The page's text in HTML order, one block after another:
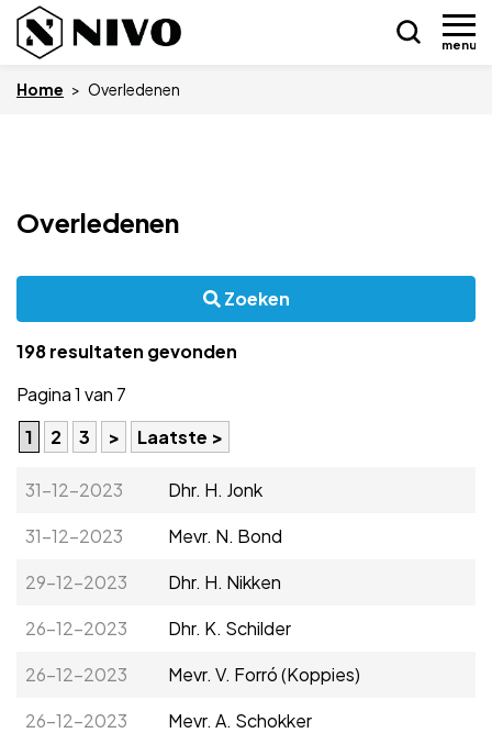
menu
to
Overledenen
Overige
Adverteren
Adreswijziging
Contact
Home > Overledenen
Overledenen
Zoeken
198 resultaten gevonden
Pagina 1 van 7
1
2 3 > Laatste >
31-12-2023
Dhr. H. Jonk
31-12-2023
Mevr. N. Bond
29-12-2023
Dhr. H. Nikken
26-12-2023
Dhr. K. Schilder
26-12-2023
Mevr. V. Forró (Koppies)
26-12-2023
Mevr. A. Schokker